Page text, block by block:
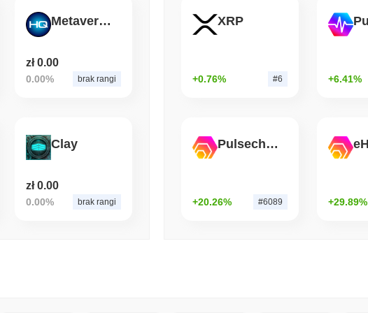
August 06 2026(1 day ago) 3 min czytanie
przewyższyli jego zespół
Metaverse HQ
zł 0.00
0.00% brak rangi
Clay
zł 0.00
0.00% brak rangi
XRP
+0.76% #6 +6.41%
Pulsechain Bridged HEX (Pulsechain)
+20.26% #6089 +29.89%